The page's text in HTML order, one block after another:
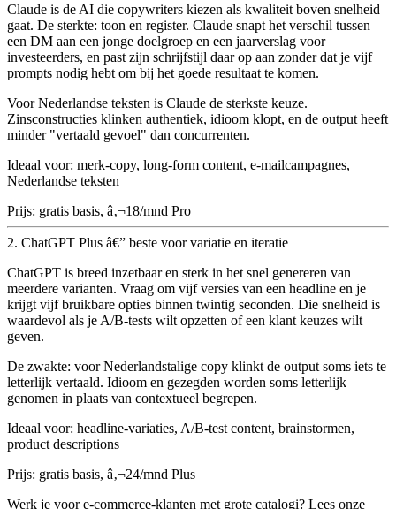
Claude is de AI die copywriters kiezen als kwaliteit boven snelheid
gaat. De sterkte: toon en register. Claude snapt het verschil tussen
een DM aan een jonge doelgroep en een jaarverslag voor
investeerders, en past zijn schrijfstijl daar op aan zonder dat je vijf
prompts nodig hebt om bij het goede resultaat te komen.
Voor Nederlandse teksten is Claude de sterkste keuze.
Zinsconstructies klinken authentiek, idioom klopt, en de output heeft
minder "vertaald gevoel" dan concurrenten.
Ideaal voor: merk-copy, long-form content, e-mailcampagnes,
Nederlandse teksten
Prijs: gratis basis, â‚¬18/mnd Pro
2. ChatGPT Plus â€” beste voor variatie en iteratie
ChatGPT is breed inzetbaar en sterk in het snel genereren van
meerdere varianten. Vraag om vijf versies van een headline en je
krijgt vijf bruikbare opties binnen twintig seconden. Die snelheid is
waardevol als je A/B-tests wilt opzetten of een klant keuzes wilt
geven.
De zwakte: voor Nederlandstalige copy klinkt de output soms iets te
letterlijk vertaald. Idioom en gezegden worden soms letterlijk
genomen in plaats van contextueel begrepen.
Ideaal voor: headline-variaties, A/B-test content, brainstormen,
product descriptions
Prijs: gratis basis, â‚¬24/mnd Plus
Werk je voor e-commerce-klanten met grote catalogi? Lees onze